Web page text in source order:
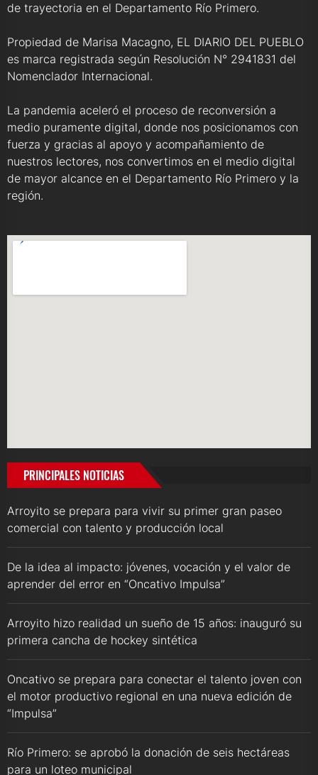
de trayectoria en el Departamento Río Primero.
Propiedad de Marisa Macagno, EL DIARIO DEL PUEBLO
es marca registrada según Resolución N° 2941831 del
Nomenclador Internacional.
La pandemia aceleró el proceso de reconversión a
medio puramente digital, donde nos posicionamos con
fuerza y gracias al apoyo y acompañamiento de
nuestros lectores, nos convertimos en el medio digital
de mayor alcance en el Departamento Río Primero y la
región.
PRINCIPALES NOTICIAS
Arroyito se prepara para vivir su primer gran paseo
comercial con talento y producción local
De la idea al impacto: jóvenes, vocación y el valor de
aprender del error en “Oncativo Impulsa”
Arroyito hizo realidad un sueño de 15 años: inauguró su
primera cancha de hockey sintética
Oncativo se prepara para conectar el talento joven con
el motor productivo regional en una nueva edición de
“Impulsa”
Río Primero: se aprobó la donación de seis hectáreas
para un loteo municipal